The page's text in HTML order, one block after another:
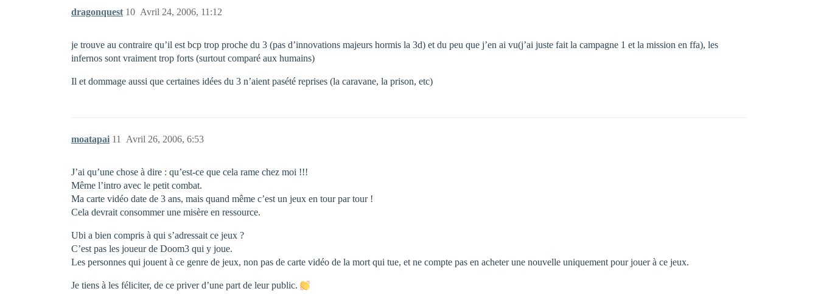
dragonquest Avril 24, 2006, 11:12
10
je trouve au contraire qu’il est bcp trop proche du 3 (pas d’innovations majeurs hormis la 3d) et du peu que j’en ai vu(j’ai juste fait la campagne 1 et la mission en ffa), les
infernos sont vraiment trop forts (surtout comparé aux humains)
Il et dommage aussi que certaines idées du 3 n’aient pasété reprises (la caravane, la prison, etc)
moatapai Avril 26, 2006, 6:53
11
J’ai qu’une chose à dire : qu’est-ce que cela rame chez moi !!!
Même l’intro avec le petit combat.
Ma carte vidéo date de 3 ans, mais quand même c’est un jeux en tour par tour !
Cela devrait consommer une misère en ressource.
Ubi a bien compris à qui s’adressait ce jeux ?
C’est pas les joueur de Doom3 qui y joue.
Les personnes qui jouent à ce genre de jeux, non pas de carte vidéo de la mort qui tue, et ne compte pas en acheter une nouvelle uniquement pour jouer à ce jeux.
Je tiens à les féliciter, de ce priver d’une part de leur public.